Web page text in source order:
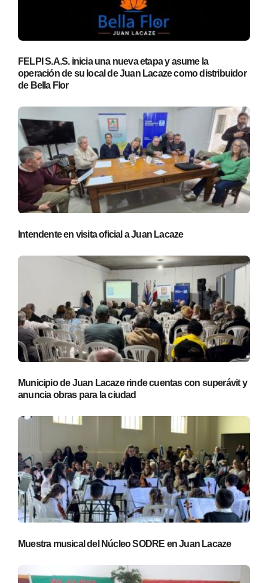
FELPI S.A.S. inicia una nueva etapa y asume la
operación de su local de Juan Lacaze como distribuidor
de Bella Flor
Intendente en visita oficial a Juan Lacaze
Municipio de Juan Lacaze rinde cuentas con superávit y
anuncia obras para la ciudad
Muestra musical del Núcleo SODRE en Juan Lacaze